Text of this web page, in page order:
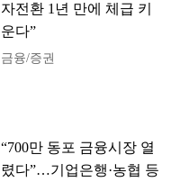
자전환 1년 만에 체급 키
운다”
금융/증권
“700만 동포 금융시장 열
렸다”…기업은행·농협 등